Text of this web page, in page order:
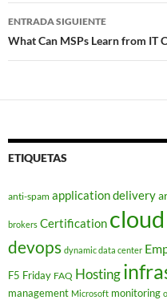
entradas
ENTRADA SIGUIENTE
What Can MSPs Learn from IT
ETIQUETAS
anti-spam application delivery
brokers Certification cloud
devops dynamic data center
F5 Friday FAQ Hosting
management Microsoft monitoring